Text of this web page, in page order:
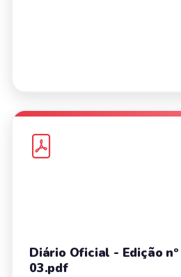
Diário Oficial - Edição
03.pdf